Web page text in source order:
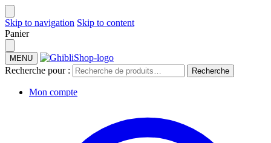
Skip to navigation Skip to content
Panier
MENU
Recherche pour : Recherche
Mon compte